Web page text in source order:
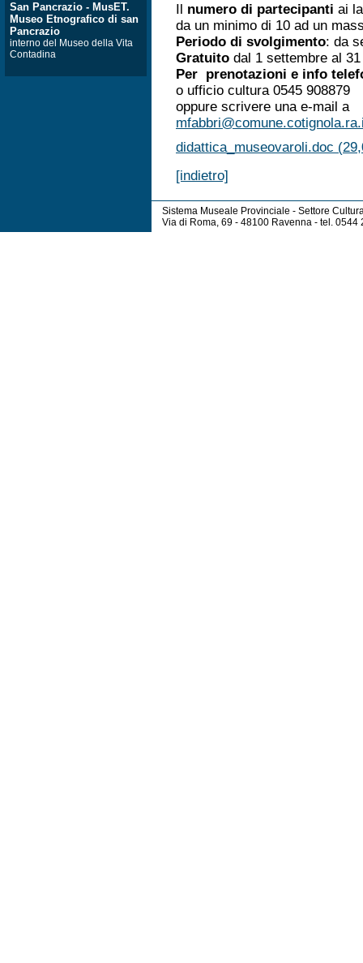
Il numero di partecipanti ai
da un minimo di 10 ad un
Periodo di svolgimento: da
Gratuito dal 1 settembre al
Per prenotazioni e info
o ufficio cultura 0545 908879
oppure scrivere una e-mail a
didattica_museovaroli.doc
[indietro]
San Pancrazio - MusET.
Museo Etnografico di san
Pancrazio
interno del Museo della Vita
Contadina
Sistema Museale Provinciale - Settore
Via di Roma, 69 - 48100 Ravenna - tel.